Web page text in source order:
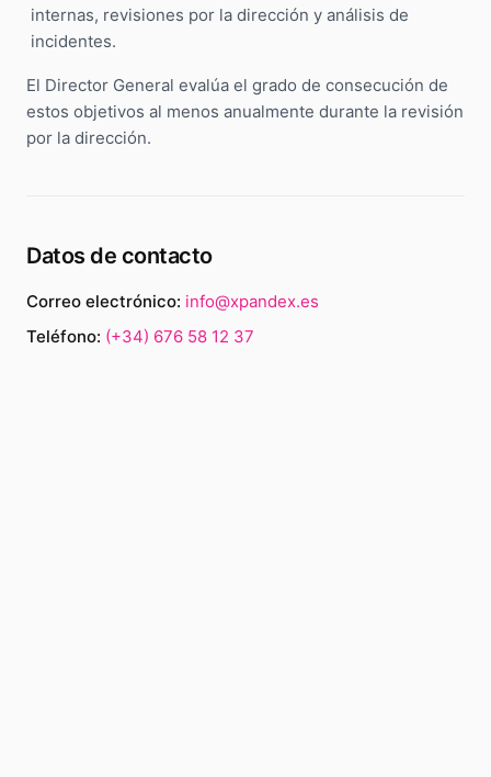
internas, revisiones por la dirección y análisis de
incidentes.
El Director General evalúa el grado de consecución de
estos objetivos al menos anualmente durante la revisión
por la dirección.
Datos de contacto
Correo electrónico: info@xpandex.es
Teléfono: (+34) 676 58 12 37